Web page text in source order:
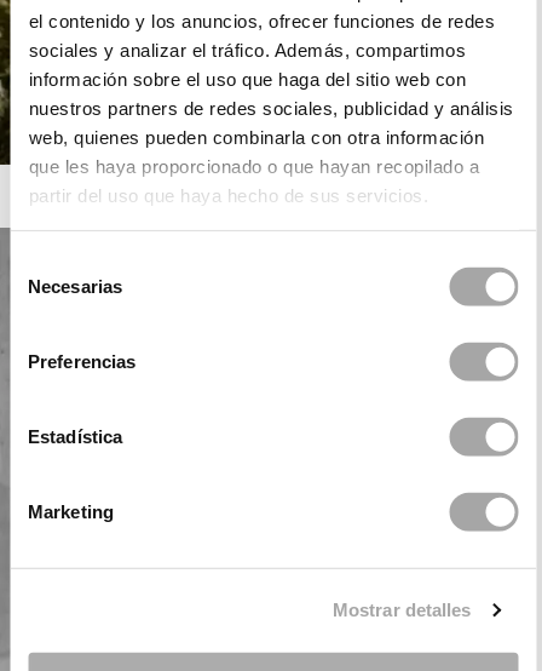
el contenido y los anuncios, ofrecer funciones de redes
sociales y analizar el tráfico. Además, compartimos
información sobre el uso que haga del sitio web con
nuestros partners de redes sociales, publicidad y análisis
web, quienes pueden combinarla con otra información
que les haya proporcionado o que hayan recopilado a
partir del uso que haya hecho de sus servicios.
Necesarias
Preferencias
Estadística
Marketing
Mostrar detalles
ROSA CLARÁ